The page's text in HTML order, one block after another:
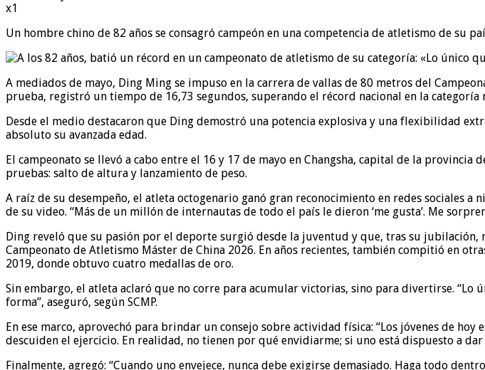
x1
Un hombre chino de 82 años se consagró campeón en una competencia de atletismo de su
A mediados de mayo, Ding Ming se impuso en la carrera de vallas de 80 metros del
prueba, registró un tiempo de 16,73 segundos, superando el récord nacional en la categoría
Desde el medio destacaron que Ding demostró una potencia explosiva y una flexibilidad
absoluto su avanzada edad.
El campeonato se llevó a cabo entre el 16 y 17 de mayo en Changsha, capital de la
pruebas: salto de altura y lanzamiento de peso.
A raíz de su desempeño, el atleta octogenario ganó gran reconocimiento en redes sociales
de su video. “Más de un millón de internautas de todo el país le dieron ‘me gusta’. Me
Ding reveló que su pasión por el deporte surgió desde la juventud y que, tras su
Campeonato de Atletismo Máster de China 2026. En años recientes, también compitió en
2019, donde obtuvo cuatro medallas de oro.
Sin embargo, el atleta aclaró que no corre para acumular victorias, sino para divertirse. “Lo
forma”, aseguró, según SCMP.
En ese marco, aprovechó para brindar un consejo sobre actividad física: “Los jóvenes de
descuiden el ejercicio. En realidad, no tienen por qué envidiarme; si uno está dispuesto a
Finalmente, agregó: “Cuando uno envejece, nunca debe exigirse demasiado. Haga todo